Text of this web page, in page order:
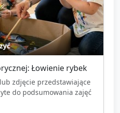
Łowienie rybek
zdjęcie przedstawiające
do podsumowania zajęć